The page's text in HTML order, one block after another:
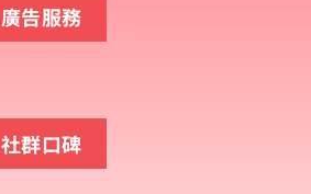
廣告服務
社群口碑